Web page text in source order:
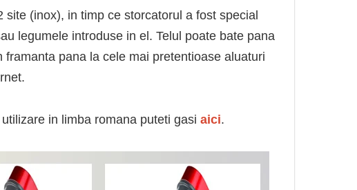
(inox), in timp ce storcatorul a fost special
legumele introduse in el. Telul poate bate pana
pana la cele mai pretentioase aluaturi
in limba romana puteti gasi aici.